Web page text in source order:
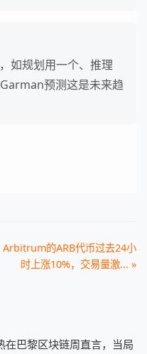
如规划用一个、推理
预测这是未来趋
Arbitrum的ARB代币过去24小
时上涨10%，交易量激... »
在巴黎区块链周直言，当局